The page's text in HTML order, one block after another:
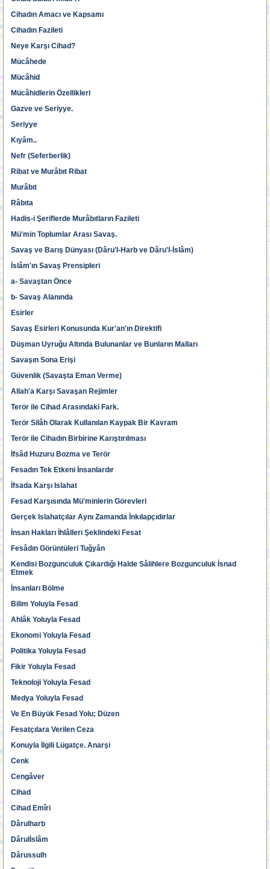
Cihadın Amacı ve Kapsamı
Cihadın Fazileti
Neye Karşı Cihad?
Mücâhede
Mücâhid
Mücâhidlerin Özellikleri
Gazve ve Seriyye.
Seriyye
Kıyâm..
Nefr (Seferberlik)
Ribat ve Murâbıt Ribat
Murâbıt
Râbıta
Hadis-i Şeriflerde Murâbıtların Fazileti
Mü'min Toplumlar Arası Savaş.
Savaş ve Barış Dünyası (Dâru'l-Harb ve Dâru'l-İslâm)
İslâm'ın Savaş Prensipleri
a- Savaştan Önce
b- Savaş Alanında
Esirler
Savaş Esirleri Konusunda Kur'an'ın Direktifi
Düşman Uyruğu Altında Bulunanlar ve Bunların Malları
Savaşın Sona Erişi
Güvenlik (Savaşta Eman Verme)
Allah'a Karşı Savaşan Rejimler
Terör ile Cihad Arasındaki Fark.
Terör Silâh Olarak Kullanılan Kaypak Bir Kavram
Terör ile Cihadın Birbirine Karıştırılması
İfsâd Huzuru Bozma ve Terör
Fesadın Tek Etkeni İnsanlardır
İfsada Karşı Islahat
Fesad Karşısında Mü'minlerin Görevleri
Gerçek Islahatçılar Aynı Zamanda İnkılapçıdırlar
İnsan Hakları İhlâlleri Şeklindeki Fesat
Fesâdın Görüntüleri Tuğyân
Kendisi Bozgunculuk Çıkardığı Halde Sâlihlere Bozgunculuk İsnad
Etmek
İnsanları Bölme
Bilim Yoluyla Fesad
Ahlâk Yoluyla Fesad
Ekonomi Yoluyla Fesad
Politika Yoluyla Fesad
Fikir Yoluyla Fesad
Teknoloji Yoluyla Fesad
Medya Yoluyla Fesad
Ve En Büyük Fesad Yolu; Düzen
Fesatçılara Verilen Ceza
Konuyla İlgili Lügatçe. Anarşi
Cenk
Cengâver
Cihad
Cihad Emîri
Dârulharb
Dârulİslâm
Dârussulh